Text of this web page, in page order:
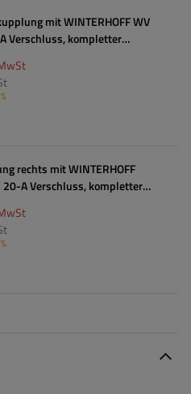
mit WINTERHOFF WV
Verschluss, kompletter
rechts mit WINTERHOFF
20-A Verschluss, kompletter